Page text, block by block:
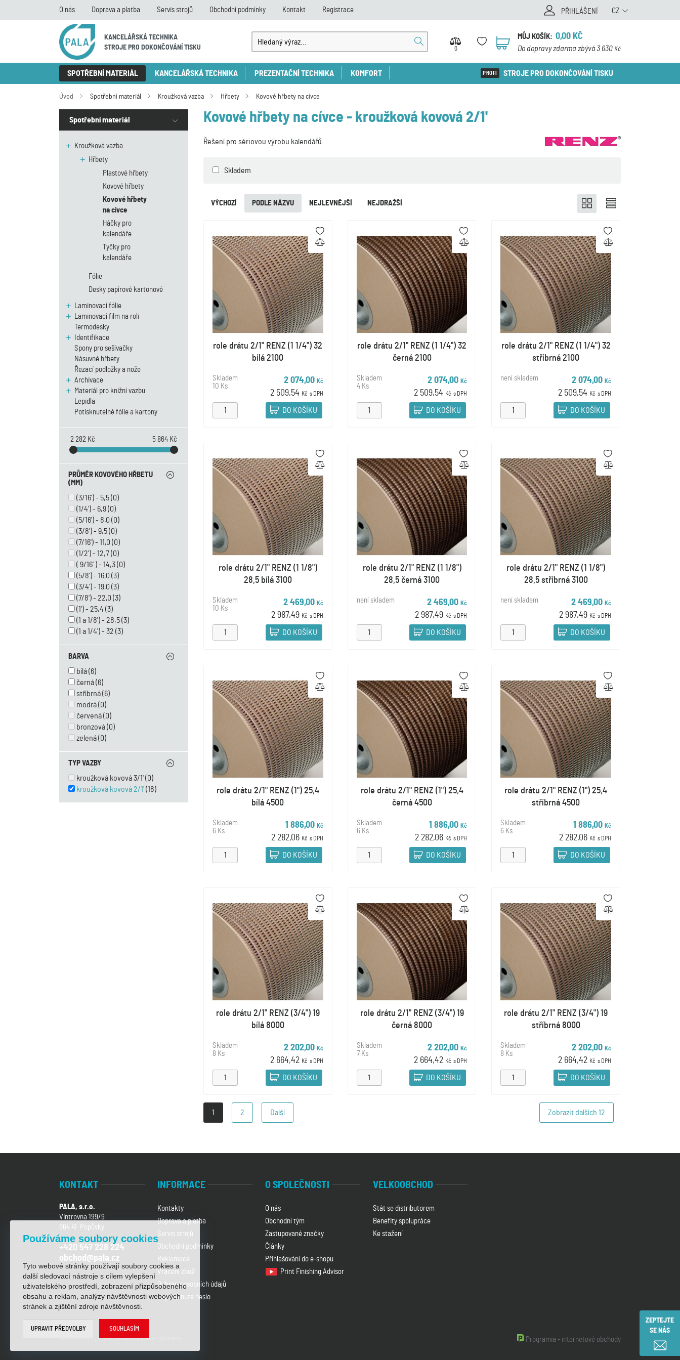
O nás Doprava a platba Servis strojů Obchodní podmínky Kontakt Registrace PŘIHLÁŠENÍ CZ
KANCELÁŘSKÁ TECHNIKA
STROJE PRO DOKONČOVÁNÍ TISKU
0
0
MŮJ KOŠÍK: 0,00 KČ
Do dopravy zdarma zbývá 3 630 Kč
SPOTŘEBNÍ MATERIÁL KANCELÁŘSKÁ TECHNIKA PREZENTAČNÍ TECHNIKA KOMFORT STROJE PRO DOKONČOVÁNÍ TISKU
Úvod Spotřební materiál Kroužková vazba Hřbety Kovové hřbety na cívce
Spotřební materiál
Kroužková vazba
Hřbety
Plastové hřbety
Kovové hřbety
Kovové hřbety
na cívce
Háčky pro
kalendáře
Tyčky pro
kalendáře
Fólie
Desky papírové kartonové
Laminovací fólie
Laminovací film na roli
Termodesky
Identifikace
Spony pro sešívačky
Násuvné hřbety
Řezací podložky a nože
Archivace
Materiál pro knižní vazbu
Lepidla
Potisknutelné fólie a kartony
2 282 Kč 5 864 Kč
PRŮMĚR KOVOVÉHO HŘBETU
(MM)
(3/16') - 5,5(0)
(1/4') - 6,9(0)
(5/16') - 8,0 (0)
(3/8') - 9,5(0)
(7/16') - 11,0 (0)
(1/2') - 12,7(0)
( 9/16' ) - 14,3(0)
(5/8') - 16,0 (3)
(3/4') - 19,0 (3)
(7/8') - 22,0 (3)
(1') - 25,4 (3)
(1 a 1/8') - 28,5(3)
(1 a 1/4') - 32 (3)
BARVA
bílá(6)
černá(6)
stříbrná(6)
modrá(0)
červená(0)
bronzová(0)
zelená(0)
TYP VAZBY
kroužková kovová 3/1'(0)
kroužková kovová 2/1'(18)
Kovové hřbety na cívce - kroužková kovová 2/1'
Řešení pro sériovou výrobu kalendářů.
Skladem
NEJLEVNĚJŠÍ NEJDRAŽŠÍ
PODLE NÁZVU
VÝCHOZÍ
role drátu 2/1" RENZ (1 1/4") 32
bílá 2100
Skladem
10 Ks
2 074,00 Kč
2 509,54 Kč s DPH
DO KOŠÍKU
role drátu 2/1" RENZ (1 1/4") 32
černá 2100
Skladem
4 Ks
2 074,00Kč
2 509,54 Kč s DPH
DO KOŠÍKU
role drátu 2/1" RENZ (1 1/4") 32
stříbrná 2100
není skladem 2 074,00Kč
2 509,54 Kč s DPH
DO KOŠÍKU
role drátu 2/1" RENZ (1 1/8")
28,5 bílá 3100
Skladem
10 Ks
2 469,00 Kč
2 987,49 Kč s DPH
DO KOŠÍKU
role drátu 2/1" RENZ (1 1/8")
28,5 černá 3100
není skladem 2 469,00Kč
2 987,49 Kč s DPH
DO KOŠÍKU
role drátu 2/1" RENZ (1 1/8")
28,5 stříbrná 3100
není skladem 2 469,00Kč
2 987,49 Kč s DPH
DO KOŠÍKU
role drátu 2/1" RENZ (1") 25,4
bílá 4500
Skladem
6 Ks
1 886,00 Kč
2 282,06 Kč s DPH
DO KOŠÍKU
role drátu 2/1" RENZ (1") 25,4
černá 4500
Skladem
6 Ks
1 886,00Kč
2 282,06 Kč s DPH
DO KOŠÍKU
role drátu 2/1" RENZ (1") 25,4
stříbrná 4500
Skladem
6 Ks
1 886,00Kč
2 282,06 Kč s DPH
DO KOŠÍKU
role drátu 2/1" RENZ (3/4") 19
bílá 8000
Skladem
8 Ks
2 202,00 Kč
2 664,42 Kč s DPH
DO KOŠÍKU
role drátu 2/1" RENZ (3/4") 19
černá 8000
Skladem
7 Ks
2 202,00Kč
2 664,42 Kč s DPH
DO KOŠÍKU
role drátu 2/1" RENZ (3/4") 19
stříbrná 8000
Skladem
8 Ks
2 202,00Kč
2 664,42 Kč s DPH
DO KOŠÍKU
1 2 Další Zobrazit dalších 12
KONTAKT
PALA, s.r.o.
Vintrovna 199/9
664 41 Popůvky
+420 547 228 224
obchod@pala.cz
INFORMACE
Kontakty
Doprava a platba
Servis strojů
Obchodní podmínky
Reklamace
Vrácení zboží
Ochrana osobních údajů
Zapomenuté heslo
O SPOLEČNOSTI
O nás
Obchodní tým
Zastupované značky
Články
Přihlašování do e-shopu
Print Finishing Advisor
VELKOOBCHOD
Stát se distributorem
Benefity spolupráce
Ke stažení
ZEPTEJTE
SE NÁS
© 2026 PALA, s. r. o. | Všechna práva vyhrazena Programia - internetové obchody
Používáme soubory cookies
Tyto webové stránky používají soubory cookies a
další sledovací nástroje s cílem vylepšení
uživatelského prostředí, zobrazení přizpůsobeného
obsahu a reklam, analýzy návštěvnosti webových
stránek a zjištění zdroje návštěvnosti.
UPRAVIT PŘEDVOLBY SOUHLASÍM